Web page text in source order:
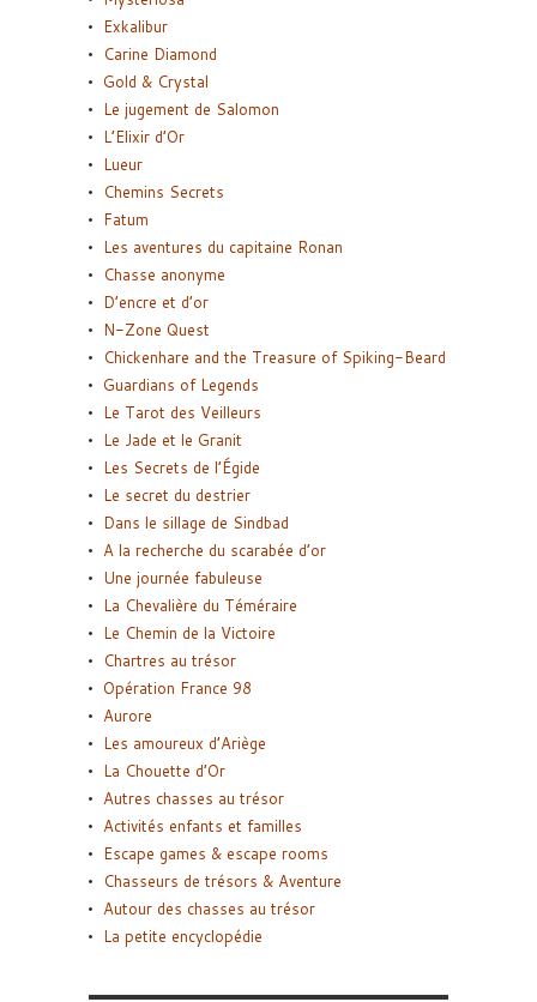
Exkalibur
Carine Diamond
Gold & Crystal
Le jugement de Salomon
L’Elixir d’Or
Lueur
Chemins Secrets
Fatum
Les aventures du capitaine Ronan
Chasse anonyme
D’encre et d’or
N-Zone Quest
Chickenhare and the Treasure of Spiking-Beard
Guardians of Legends
Le Tarot des Veilleurs
Le Jade et le Granit
Les Secrets de l’Égide
Le secret du destrier
Dans le sillage de Sindbad
A la recherche du scarabée d’or
Une journée fabuleuse
La Chevalière du Téméraire
Le Chemin de la Victoire
Chartres au trésor
Opération France 98
Aurore
Les amoureux d’Ariège
La Chouette d’Or
Autres chasses au trésor
Activités enfants et familles
Escape games & escape rooms
Chasseurs de trésors & Aventure
Autour des chasses au trésor
La petite encyclopédie